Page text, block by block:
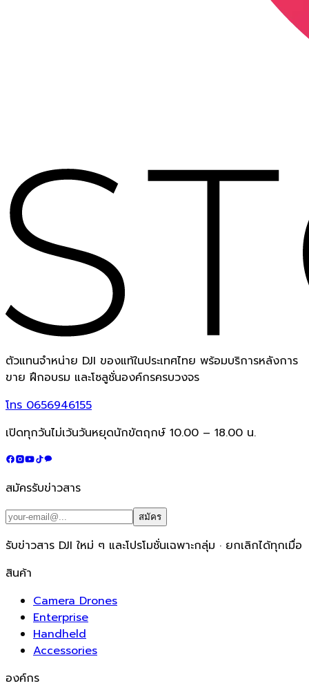
ตัวแทนจำหน่าย DJI ของแท้ในประเทศไทย พร้อมบริการหลังการ
ขาย ฝึกอบรม และโซลูชั่นองค์กรครบวงจร
โทร0656946155
เปิดทุกวันไม่เว้นวันหยุดนักขัตฤกษ์ 10.00 – 18.00 น.
สมัครรับข่าวสาร
สมัคร
รับข่าวสาร DJI ใหม่ ๆ และโปรโมชั่นเฉพาะกลุ่ม · ยกเลิกได้ทุกเมื่อ
สินค้า
Camera Drones
Enterprise
Handheld
Accessories
องค์กร